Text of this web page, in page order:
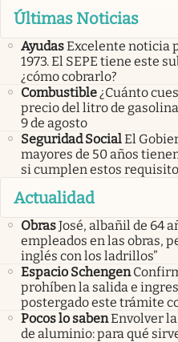
Últimas Noticias
AyudasExcelente noticia
1973. El SEPE tiene este
¿cómo cobrarlo?
Combustible¿Cuánto
precio del litro de
9 de agosto
Seguridad SocialEl
mayores de 50 años
si cumplen estos
Actualidad
ObrasJosé, albañil de 64
empleados en las obras,
inglés con los ladrillos”
Espacio Schengen
prohíben la salida e
postergado este trámite
Pocos lo sabenEnvolver
de aluminio: para qué